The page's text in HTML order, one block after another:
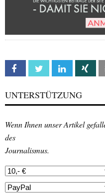
Facebook Twitter Linkedin
UNTERSTÜTZUNG
Wenn Ihnen unser Artikel
des
Journalismus.